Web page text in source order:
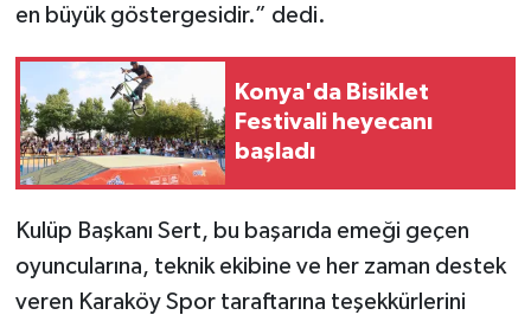
en büyük göstergesidir.” dedi.
Konya'da Bisiklet
Festivali heyecanı
başladı
Kulüp Başkanı Sert, bu başarıda emeği geçen
oyuncularına, teknik ekibine ve her zaman destek
veren Karaköy Spor taraftarına teşekkürlerini